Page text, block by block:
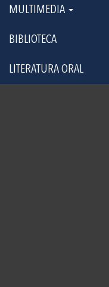
MULTIMEDIA
BIBLIOTECA
LITERATURA ORAL